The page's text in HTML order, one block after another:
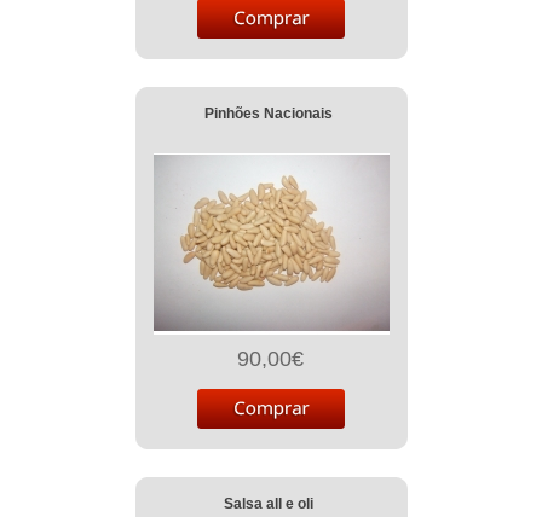
Pinhões Nacionais
90,00€
Salsa all e oli